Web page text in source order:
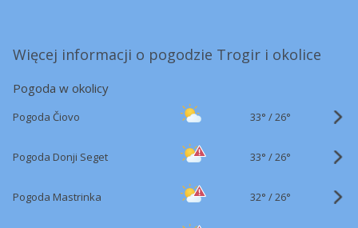
Więcej informacji o pogodzie Trogir i okolice
Pogoda w okolicy
Pogoda Čiovo 33° /26°
Pogoda Donji Seget 33° /26°
Pogoda Mastrinka 32° /26°